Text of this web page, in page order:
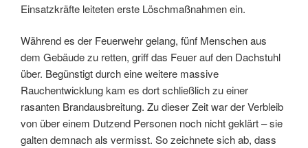
Einsatzkräfte leiteten erste Löschmaßnahmen ein.
Während es der Feuerwehr gelang, fünf Menschen aus
dem Gebäude zu retten, griff das Feuer auf den Dachstuhl
über. Begünstigt durch eine weitere massive
Rauchentwicklung kam es dort schließlich zu einer
rasanten Brandausbreitung. Zu dieser Zeit war der Verbleib
von über einem Dutzend Personen noch nicht geklärt – sie
galten demnach als vermisst. So zeichnete sich ab, dass